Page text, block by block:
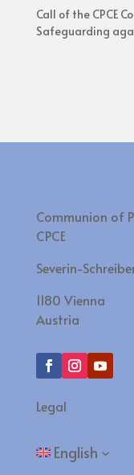
Call of the CPCE
Safeguarding
Communion of
CPCE
Severin-
1180 Vienna
Austria
Legal
English